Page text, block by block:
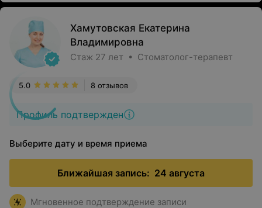
Хамутовская Екатерина
Владимировна
Стаж 27 лет • Стоматолог-терапевт
Профиль подтвержден
8 отзывов
5.0
Выберите дату и время приема
Ближайшая запись: 24 августа
Мгновенное подтверждение записи